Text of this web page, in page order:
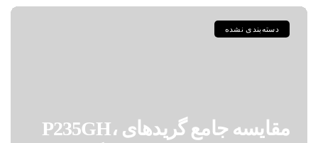
دسته‌بندی نشده
مقایسه جامع گریدهای P235GH،